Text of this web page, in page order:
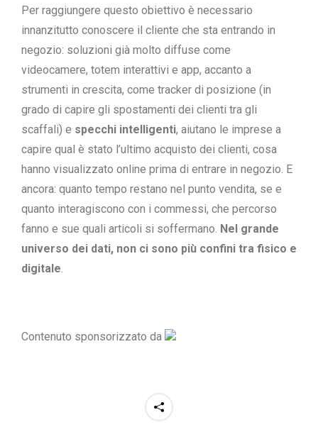
Per raggiungere questo obiettivo è necessario
innanzitutto conoscere il cliente che sta entrando in
negozio: soluzioni già molto diffuse come
videocamere, totem interattivi e app, accanto a
strumenti in crescita, come tracker di posizione (in
grado di capire gli spostamenti dei clienti tra gli
scaffali) e specchi intelligenti, aiutano le imprese a
capire qual è stato l’ultimo acquisto dei clienti, cosa
hanno visualizzato online prima di entrare in negozio. E
ancora: quanto tempo restano nel punto vendita, se e
quanto interagiscono con i commessi, che percorso
fanno e sue quali articoli si soffermano. Nel grande
universo dei dati, non ci sono più confini tra fisico e
digitale.
Contenuto sponsorizzato da